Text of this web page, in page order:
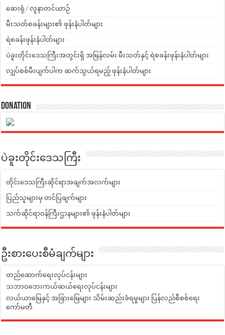
ဆေးရုံ / လူနာတင်ယာဉ်
မီးသတ်စခန်းများ၏ ဖုန်းနံပါတ်များ
ရဲစခန်းဖုန်းနံပါတ်များ
ပဲခူးတိုင်းဒေသကြီးအတွင်းရှိ အမြန်လမ်း မီးသတ်နှင့် ရဲစခန်းဖုန်းနံပါတ်များ
လျှပ်စစ်မီးပျက်ပါက ဆက်သွယ်ရမည့် ဖုန်းနံပါတ်များ
Donation
ပဲခူးတိုင်းဒေသကြီး
တိုင်းဒေသကြီးဆိုင်ရာအချက်အလက်များ
ပြည်သူများမှ တင်ပြချက်များ
သက်ဆိုင်ရာဝန်ကြီးဌာနများ၏ ဖုန်းနံပါတ်များ
ဦးစားပေးစီမံချက်များ
တည်ဆောက်ရေးလုပ်ငန်းများ
သဘာဝဘေးကယ်ဆယ်ရေးလုပ်ငန်းများ
လယ်ယာမြေနှင့် အခြားမြေများ သိမ်းဆည်းခံရမှုများ ပြန်လည်စီစစ်ရေး
ကော်မတီ